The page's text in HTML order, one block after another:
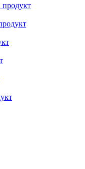
продукт